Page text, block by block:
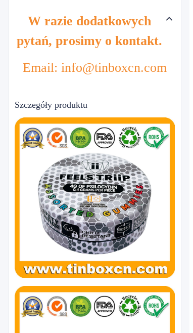
W razie dodatkowych
pytań, prosimy o kontakt.
Email: info@tinboxcn.com
Szczegóły produktu